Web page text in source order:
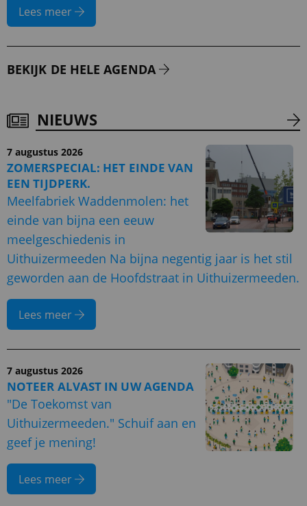
Lees meer
BEKIJK DE HELE AGENDA
NIEUWS
7 augustus 2026
ZOMERSPECIAL: HET EINDE VAN
EEN TIJDPERK.
Meelfabriek Waddenmolen: het
einde van bijna een eeuw
meelgeschiedenis in
Uithuizermeeden Na bijna negentig jaar is het stil
geworden aan de Hoofdstraat in Uithuizermeeden.
Lees meer
7 augustus 2026
NOTEER ALVAST IN UW AGENDA
"De Toekomst van
Uithuizermeeden." Schuif aan en
geef je mening!
Lees meer